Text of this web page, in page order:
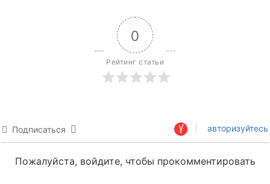
0
Рейтинг статьи
Подписаться авторизуйтесь
Пожалуйста, войдите, чтобы прокомментировать